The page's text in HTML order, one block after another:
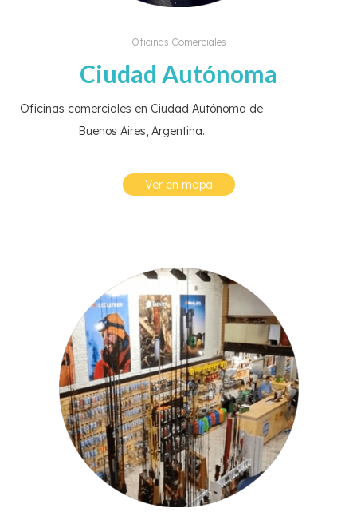
Oficinas Comerciales
Ciudad Autónoma
Oficinas comerciales en Ciudad Autónoma de
Buenos Aires, Argentina.
Ver en mapa